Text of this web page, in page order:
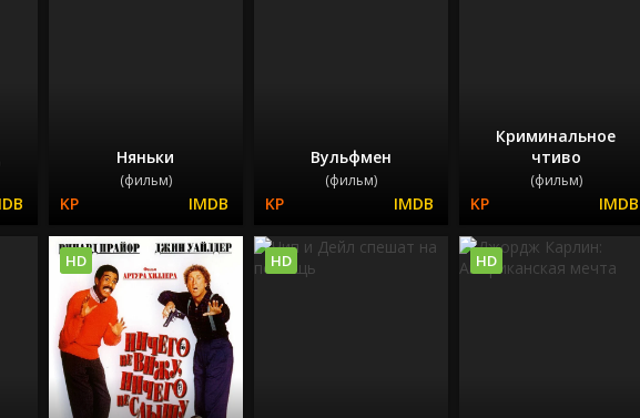
Няньки
(фильм)
Вульфмен
(фильм)
Криминальное
чтиво
(фильм)
HD HD HD